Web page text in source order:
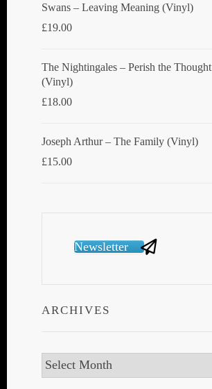
Swans ‎– Leaving Meaning (Vinyl)
£19.00
The Nightingales ‎– Perish the Thought
(Vinyl)
£18.00
Joseph Arthur ‎– The Family (Vinyl)
£15.00
Newsletter
ARCHIVES
Archives